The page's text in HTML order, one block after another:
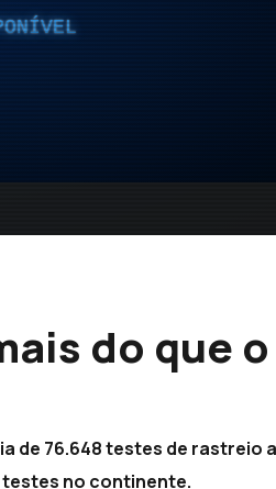
do que o
de 76.648 testes de rastreio
no continente.